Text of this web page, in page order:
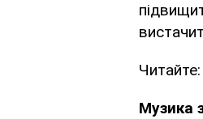
Читайте:
Музика